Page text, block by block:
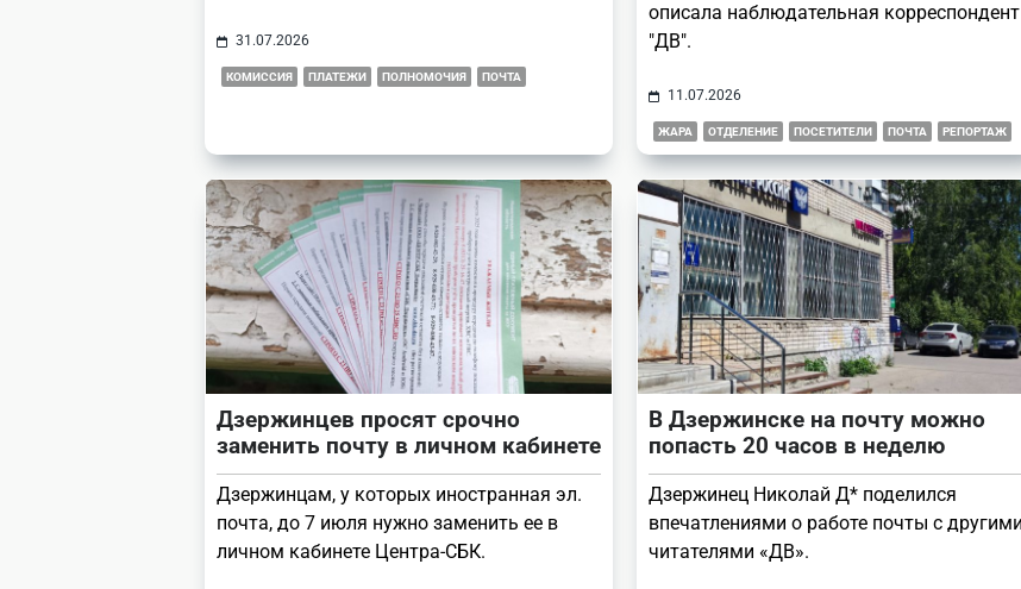
31.07.2026
КОМИССИЯ ПЛАТЕЖИ ПОЛНОМОЧИЯ ПОЧТА
описала наблюдательная корреспондент
"ДВ".
11.07.2026
ЖАРА ОТДЕЛЕНИЕ ПОСЕТИТЕЛИ ПОЧТА РЕПОРТАЖ
Дзержинцев просят срочно
заменить почту в личном кабинете
Дзержинцам, у которых иностранная эл.
почта, до 7 июля нужно заменить ее в
личном кабинете Центра-СБК.
В Дзержинске на почту можно
попасть 20 часов в неделю
Дзержинец Николай Д* поделился
впечатлениями о работе почты с другими
читателями «ДВ».